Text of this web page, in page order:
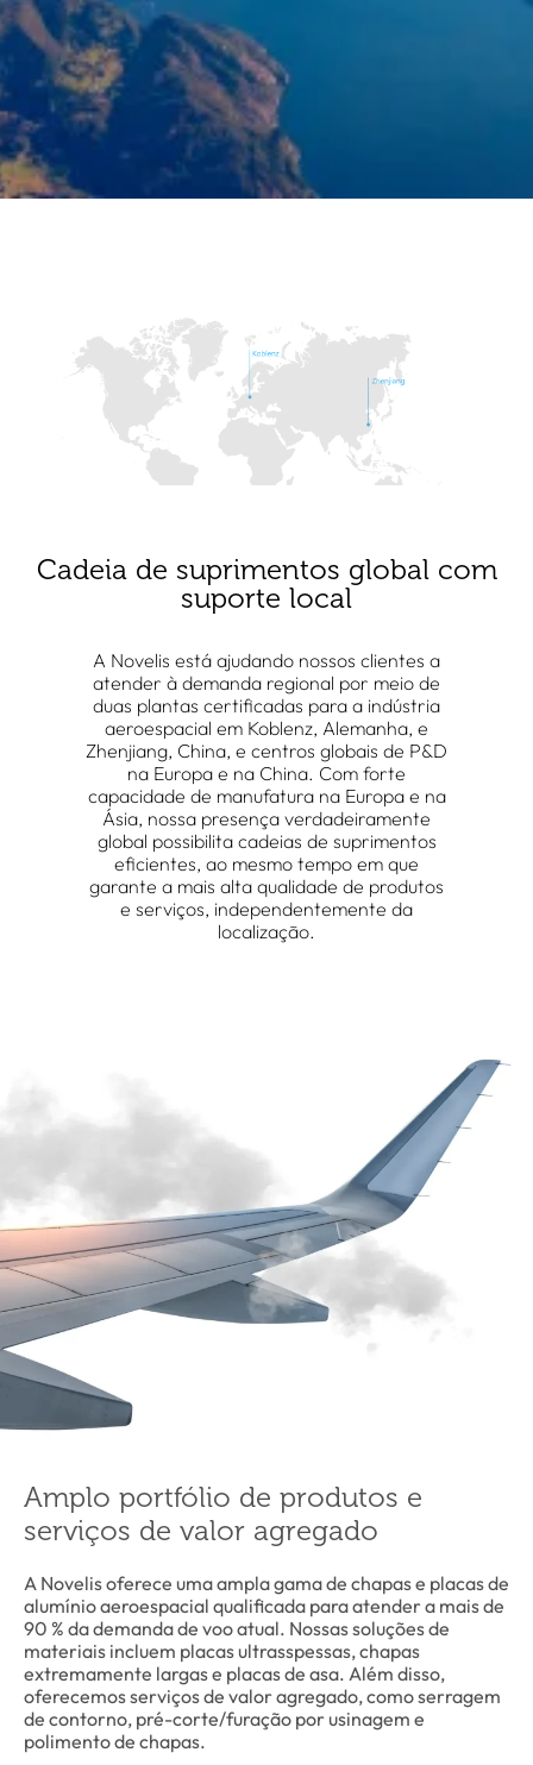
Cadeia de suprimentos global com
suporte local
A Novelis está ajudando nossos clientes a
atender à demanda regional por meio de
duas plantas certificadas para a indústria
aeroespacial em Koblenz, Alemanha, e
Zhenjiang, China, e centros globais de P&D
na Europa e na China. Com forte
capacidade de manufatura na Europa e na
Ásia, nossa presença verdadeiramente
global possibilita cadeias de suprimentos
eficientes, ao mesmo tempo em que
garante a mais alta qualidade de produtos
e serviços, independentemente da
localização.
Amplo portfólio de produtos e
serviços de valor agregado
A Novelis oferece uma ampla gama de chapas e placas de
alumínio aeroespacial qualificada para atender a mais de
90 % da demanda de voo atual. Nossas soluções de
materiais incluem placas ultrasspessas, chapas
extremamente largas e placas de asa. Além disso,
oferecemos serviços de valor agregado, como serragem
de contorno, pré-corte/furação por usinagem e
polimento de chapas.